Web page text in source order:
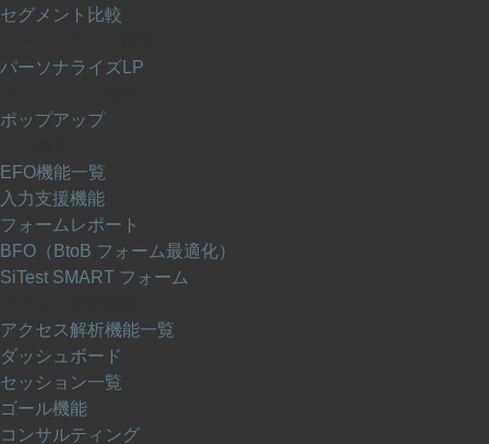
セグメント比較
パーソナライズLP
ポップアップ
EFO機能一覧
入力支援機能
フォームレポート
BFO（BtoB フォーム最適化）
SiTest SMART フォーム
アクセス解析機能一覧
ダッシュボード
セッション一覧
ゴール機能
コンサルティング